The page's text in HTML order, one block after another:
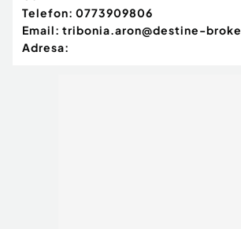
Telefon: 0773909806
Email: tribonia.aron@destine-
Adresa: